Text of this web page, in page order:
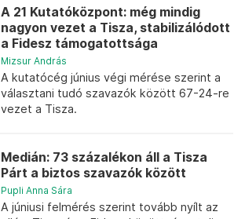
A 21 Kutatóközpont: még mindig
nagyon vezet a Tisza, stabilizálódott
a Fidesz támogatottsága
Mizsur András
A kutatócég június végi mérése szerint a
választani tudó szavazók között 67-24-re
vezet a Tisza.
Medián: 73 százalékon áll a Tisza
Párt a biztos szavazók között
Pupli Anna Sára
A júniusi felmérés szerint tovább nyílt az